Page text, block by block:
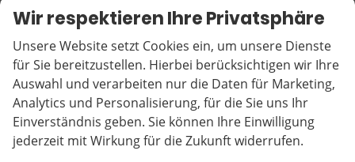
Schaltwippen am Lenkrad
E-Shift Getriebe
Vorbereitung für Anhängervorrüstung
18" Leichtmetallfelgen (Reifen 235/55 R18)
LED-Scheinwerfer
LED-Tagfahrlicht
LED-Rückleuchten
Wir respektieren Ihre Privatsphäre
Unsere Website setzt Cookies ein, um unsere Dienste
für Sie bereitzustellen. Hierbei berücksichtigen wir Ihre
Auswahl und verarbeiten nur die Daten für Marketing,
Analytics und Personalisierung, für die Sie uns Ihr
Einverständnis geben. Sie können Ihre Einwilligung
jederzeit mit Wirkung für die Zukunft widerrufen.